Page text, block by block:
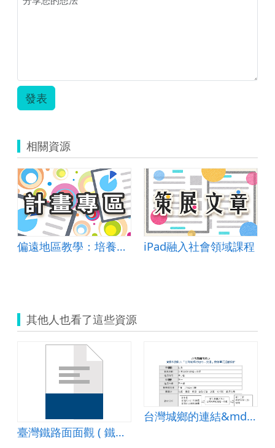
發表
相關資源
偏遠地區教學：培養道德實踐與公民意識素養 iPad融入社會領域課程
其他人也看了這些資源
臺灣鐵路面面觀 ( 鐵道旅行家-阿里山.ppt )
台灣城鄉的連結&mdash;交通